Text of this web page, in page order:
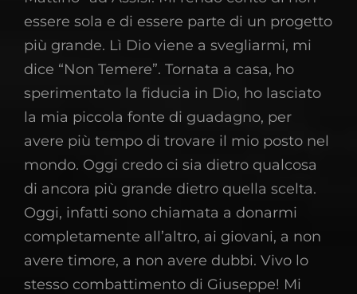
essere sola e di essere parte di un progetto
più grande. Lì Dio viene a svegliarmi, mi
dice “Non Temere”. Tornata a casa, ho
sperimentato la fiducia in Dio, ho lasciato
la mia piccola fonte di guadagno, per
avere più tempo di trovare il mio posto nel
mondo. Oggi credo ci sia dietro qualcosa
di ancora più grande dietro quella scelta.
Oggi, infatti sono chiamata a donarmi
completamente all’altro, ai giovani, a non
avere timore, a non avere dubbi. Vivo lo
stesso combattimento di Giuseppe! Mi